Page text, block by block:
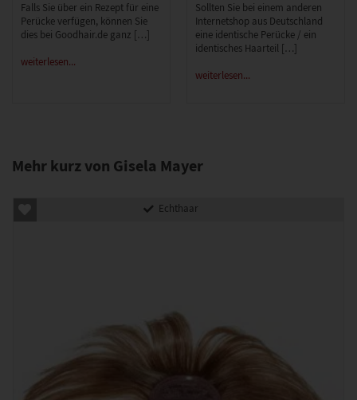
Falls Sie über ein Rezept für eine
Perücke verfügen, können Sie
dies bei Goodhair.de ganz […]
weiterlesen...
Sollten Sie bei einem anderen
Internetshop aus Deutschland
eine identische Perücke / ein
identisches Haarteil […]
weiterlesen...
Mehr kurz von Gisela Mayer
Echthaar